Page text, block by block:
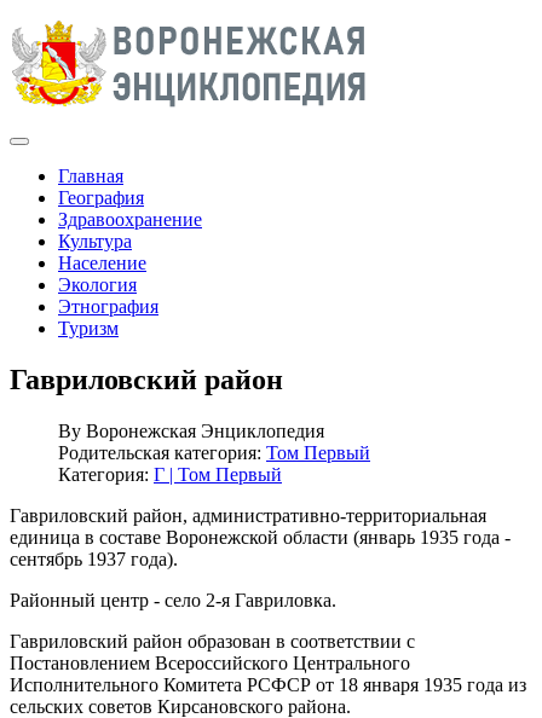
Главная
География
Здравоохранение
Культура
Население
Экология
Этнография
Туризм
Гавриловский район
By Воронежская Энциклопедия
Родительская категория: Том Первый
Категория: Г | Том Первый
Гавриловский район, административно-территориальная
единица в составе Воронежской области (январь 1935 года -
сентябрь 1937 года).
Районный центр - село 2-я Гавриловка.
Гавриловский район образован в соответствии с
Постановлением Всероссийского Центрального
Исполнительного Комитета РСФСР от 18 января 1935 года из
сельских советов Кирсановского района.